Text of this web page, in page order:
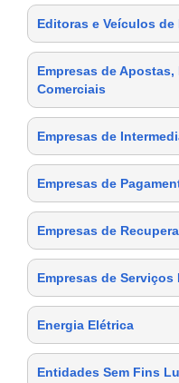
Editoras e Veículos de
Empresas de
Comerciais
Empresas de
Empresas de
Empresas de
Empresas de
Energia Elétrica
Entidades Sem Fins